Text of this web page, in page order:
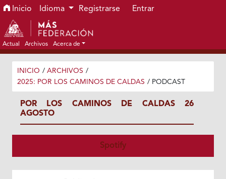
Ir al menú de navegación principal
Ir al contenido principal
Ir al pie de página del sitio
Inicio Idioma Registrarse Entrar
Actual Archivos Acerca de
INICIO / ARCHIVOS /
2025: POR LOS CAMINOS DE CALDAS / PODCAST
POR LOS CAMINOS DE CALDAS 26
AGOSTO
Spotify